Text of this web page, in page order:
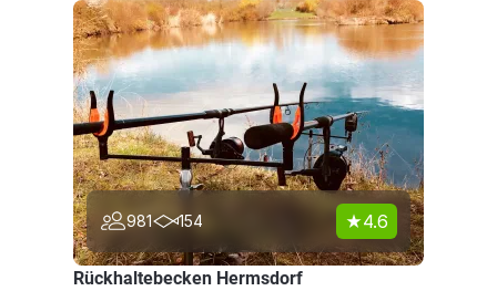
981 154 4.6
Rückhaltebecken Hermsdorf